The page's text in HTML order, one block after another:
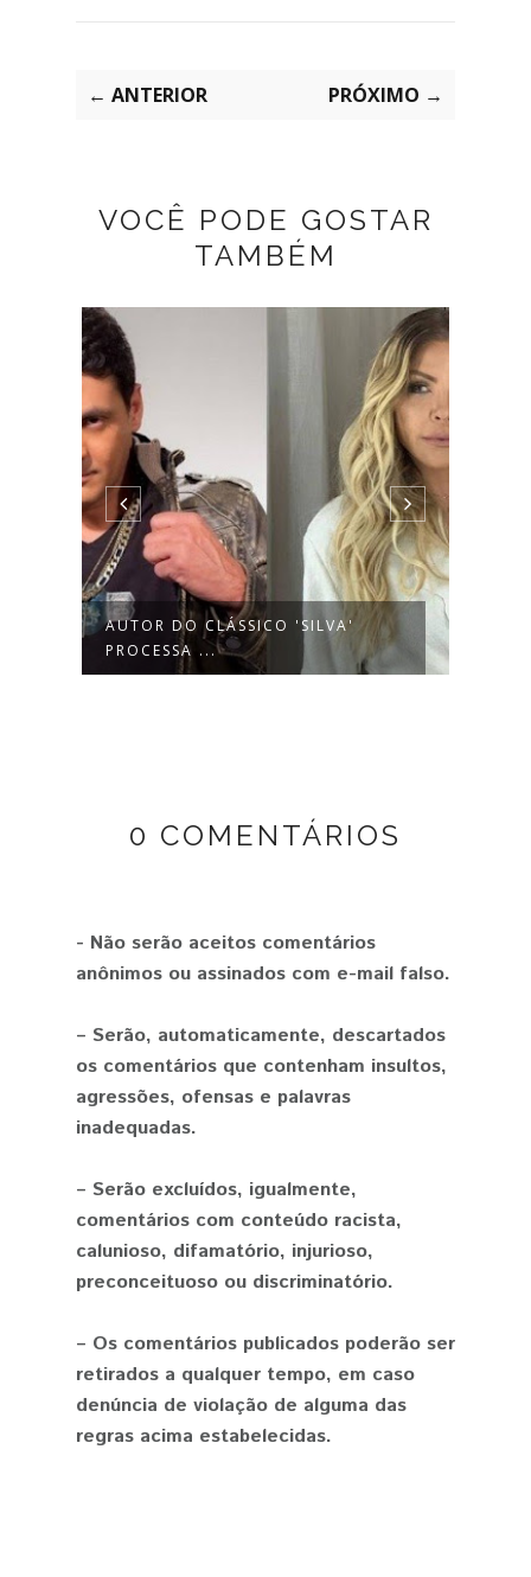
← ANTERIOR PRÓXIMO →
VOCÊ PODE GOSTAR
TAMBÉM
AUTOR DO CLÁSSICO 'SILVA'
PROCESSA ...
0 COMENTÁRIOS
- Não serão aceitos comentários
anônimos ou assinados com e-mail falso.
– Serão, automaticamente, descartados
os comentários que contenham insultos,
agressões, ofensas e palavras
inadequadas.
– Serão excluídos, igualmente,
comentários com conteúdo racista,
calunioso, difamatório, injurioso,
preconceituoso ou discriminatório.
– Os comentários publicados poderão ser
retirados a qualquer tempo, em caso
denúncia de violação de alguma das
regras acima estabelecidas.